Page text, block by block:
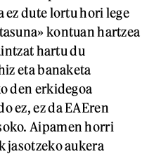
ez dute lortu hori lege
kontuan hartzea
hartu du
eta banaketa
den erkidegoa
ez, ez da EAEren
Aipamen horri
jasotzeko aukera